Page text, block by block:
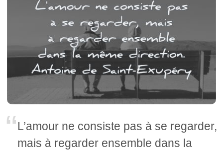
L’amour ne consiste pas à se regarder,
mais à regarder ensemble dans la